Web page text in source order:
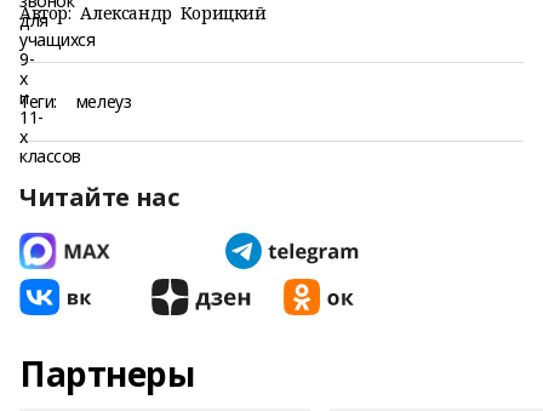
Автор: Александр Корицкий
Теги: мелеуз
Читайте нас
Партнеры